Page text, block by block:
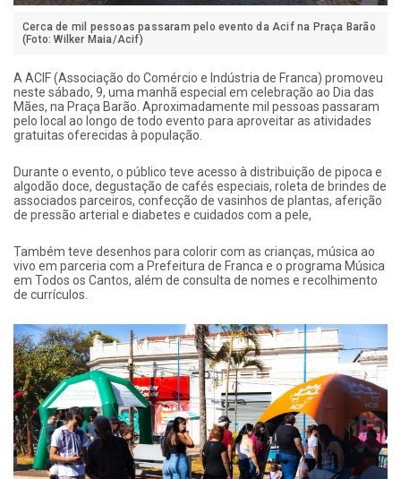
Cerca de mil pessoas passaram pelo evento da Acif na Praça Barão
(Foto: Wilker Maia/Acif)
A ACIF (Associação do Comércio e Indústria de Franca) promoveu
neste sábado, 9, uma manhã especial em celebração ao Dia das
Mães, na Praça Barão. Aproximadamente mil pessoas passaram
pelo local ao longo de todo evento para aproveitar as atividades
gratuitas oferecidas à população.
Durante o evento, o público teve acesso à distribuição de pipoca e
algodão doce, degustação de cafés especiais, roleta de brindes de
associados parceiros, confecção de vasinhos de plantas, aferição
de pressão arterial e diabetes e cuidados com a pele,
Também teve desenhos para colorir com as crianças, música ao
vivo em parceria com a Prefeitura de Franca e o programa Música
em Todos os Cantos, além de consulta de nomes e recolhimento
de currículos.